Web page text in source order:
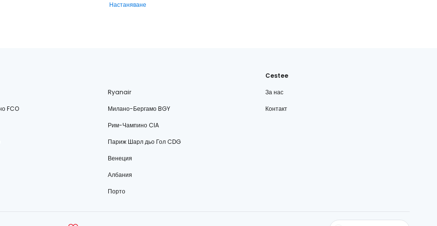
Настаняване
Ryanair
FCO
Милано-Бергамо BGY
Рим-Чампино CIA
Париж Шарл дьо Гол CDG
Венеция
Албания
Порто
Cestee
За нас
Контакт
cestee.com